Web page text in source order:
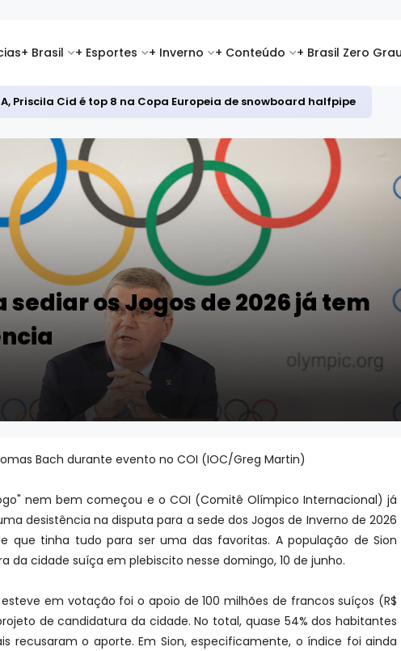
+ Brasil + Esportes + Inverno + Conteúdo + Brasil Zero Grau
Priscila Cid é top 8 na Copa Europeia de snowboard halfpipe
os Jogos de 2026 já tem
Bach durante evento no COI (IOC/Greg Martin)
nem bem começou e o COI (Comitê Olímpico Internacional) já
desistência na disputa para a sede dos Jogos de Inverno de 2026
que tinha tudo para ser uma das favoritas. A população de Sion
da cidade suíça em plebiscito nesse domingo, 10 de junho.
em votação foi o apoio de 100 milhões de francos suíços (R$
de candidatura da cidade. No total, quase 54% dos habitantes
recusaram o aporte. Em Sion, especificamente, o índice foi ainda